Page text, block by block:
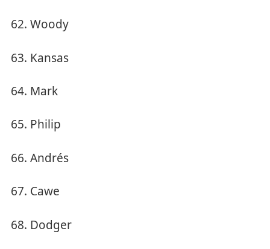
Woody
Kansas
Mark
Philip
Andrés
Cawe
Dodger